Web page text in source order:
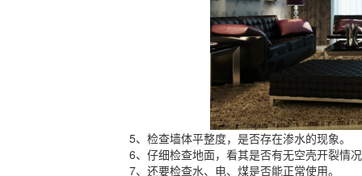
5、检查墙体平整度，是否存在渗水的现象。
6、仔细检查地面，看其是否有无空壳开裂情
7、还要检查水、电、煤是否能正常使用。